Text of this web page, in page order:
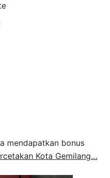
mendapatkan bonus
Kota Gemilang…